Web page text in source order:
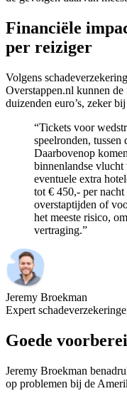
Financiële
per reiziger
Volgens
Overstappen.nl kunnen
duizenden euro’s, zeker
“Tickets voor
speelronden, tussen
Daarbovenop
binnenlandse vlucht
eventuele extra
tot € 450,- per
overstaptijden of
het meeste risico,
vertraging.”
Jeremy Broekman
Expert
Goede
Jeremy Broekman
op problemen bij de